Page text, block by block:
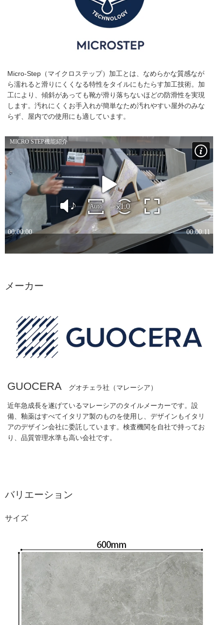
Micro-Step（マイクロステップ）加工とは、なめらかな質感なが
ら濡れると滑りにくくなる特性をタイルにもたらす加工技術。加
工により、傾斜があっても靴が滑り落ちないほどの防滑性を実現
します。汚れにくくお手入れが簡単なため汚れやすい屋外のみな
らず、屋内での使用にも適しています。
メーカー
GUOCERA グオチェラ社（マレーシア）
近年急成長を遂げているマレーシアのタイルメーカーです。設
備、釉薬はすべてイタリア製のものを使用し、デザインもイタリ
アのデザイン会社に委託しています。検査機関を自社で持ってお
り、品質管理水準も高い会社です。
バリエーション
サイズ